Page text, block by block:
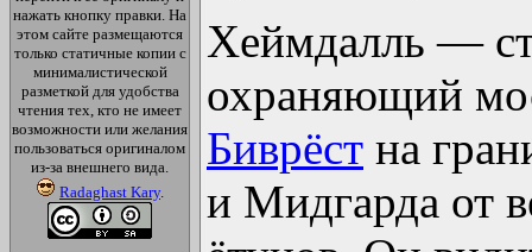
нажать кнопку правки. На
этом сайте размещаются
только статичные копии с
минималистической
разметкой для удобства
чтения тех, кто не имеет
возможности или желания
пользоваться оригиналом
из-за внешнего вида.
Radaghast Kary.
Хеймдалль —
охраняющий
Биврёст на
и Мидгарда от